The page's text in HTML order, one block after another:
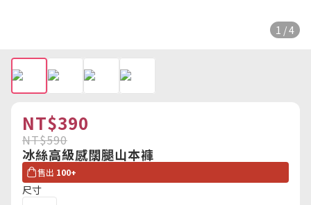
1 / 4
NT$390
NT$590
冰絲高級感闊腿山本褲
售出 100+
尺寸